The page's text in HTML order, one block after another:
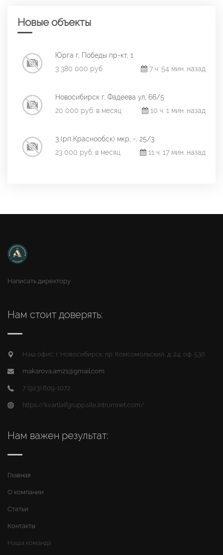
Новые объекты
Юрга г, Победы пр-кт, 1
3 380 000 руб.
7 ч. 54 мин. назад
Новосибирск г, Фадеева ул, 66/5
20 000 руб. в месяц
10 ч. 1 мин. назад
3 (рп Краснообск) мкр, -, 25/3
23 000 руб. в месяц
11 ч. 17 мин. назад
Написать директору
Нам стоит доверять:
Наш офис: г. Новосибирск, пр. Комсомольский, д. 24, оф. 530
makarova.am21@gmail.com
7 (923) 609-1072
https://kvartlaifgrupp.site.intrumnet.com/
Нам важен результат:
Главная
О компании
Статьи
Контакты
Наша команда